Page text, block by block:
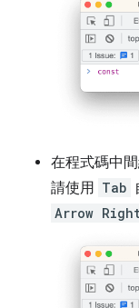
在程式碼中
請使用 Tab
Arrow